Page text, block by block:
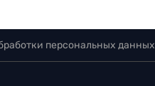
персональных данных